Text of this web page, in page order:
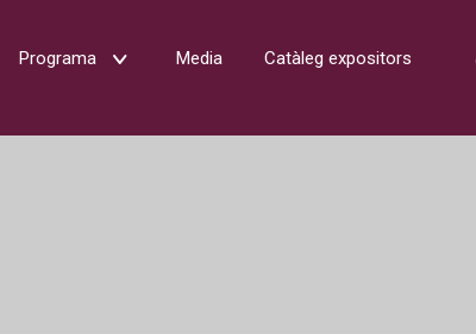
Programa Media Catàleg expositors